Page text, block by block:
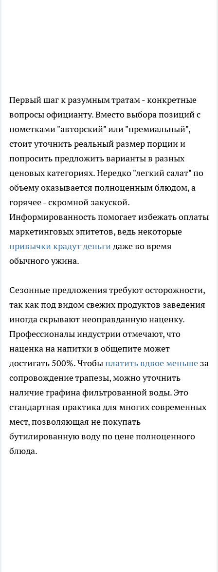
Первый шаг к разумным тратам - конкретные
вопросы официанту. Вместо выбора позиций с
пометками "авторский" или "премиальный",
стоит уточнить реальный размер порции и
попросить предложить варианты в разных
ценовых категориях. Нередко "легкий салат" по
объему оказывается полноценным блюдом, а
горячее - скромной закуской.
Информированность помогает избежать оплаты
маркетинговых эпитетов, ведь некоторые
привычки крадут деньгидаже во время
обычного ужина.
Сезонные предложения требуют осторожности,
так как под видом свежих продуктов заведения
иногда скрывают неоправданную наценку.
Профессионалы индустрии отмечают, что
наценка на напитки в общепите может
достигать 500%. Чтобыплатить вдвое меньше за
сопровождение трапезы, можно уточнить
наличие графина фильтрованной воды. Это
стандартная практика для многих современных
мест, позволяющая не покупать
бутилированную воду по цене полноценного
блюда.